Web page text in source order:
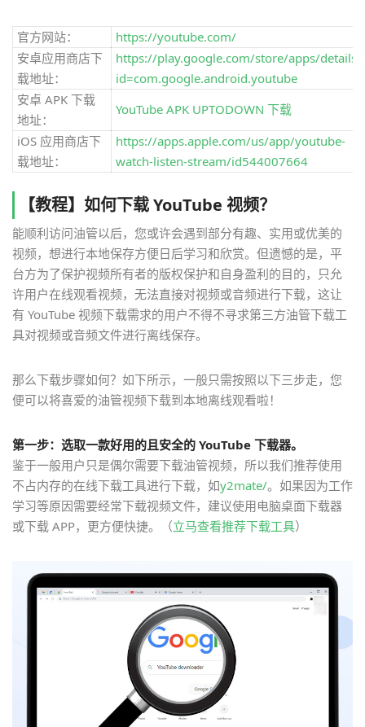
官方网站：
https://youtube.com/
安卓应用商店下
载地址：
https://play.google.com/store/apps/details?
id=com.google.android.youtube
安卓 APK 下载
地址：
YouTube APK UPTODOWN 下载
iOS 应用商店下
载地址：
https://apps.apple.com/us/app/youtube-
watch-listen-stream/id544007664
【教程】如何下载 YouTube 视频？
能顺利访问油管以后，您或许会遇到部分有趣、实用或优美的
视频，想进行本地保存方便日后学习和欣赏。但遗憾的是，平
台方为了保护视频所有者的版权保护和自身盈利的目的，只允
许用户在线观看视频，无法直接对视频或音频进行下载，这让
有 YouTube 视频下载需求的用户不得不寻求第三方油管下载工
具对视频或音频文件进行离线保存。
那么下载步骤如何？如下所示，一般只需按照以下三步走，您
便可以将喜爱的油管视频下载到本地离线观看啦！
第一步：选取一款好用的且安全的 YouTube 下载器。
鉴于一般用户只是偶尔需要下载油管视频，所以我们推荐使用
不占内存的在线下载工具进行下载，如y2mate/。如果因为工作
学习等原因需要经常下载视频文件，建议使用电脑桌面下载器
或下载 APP，更方便快捷。（立马查看推荐下载工具）